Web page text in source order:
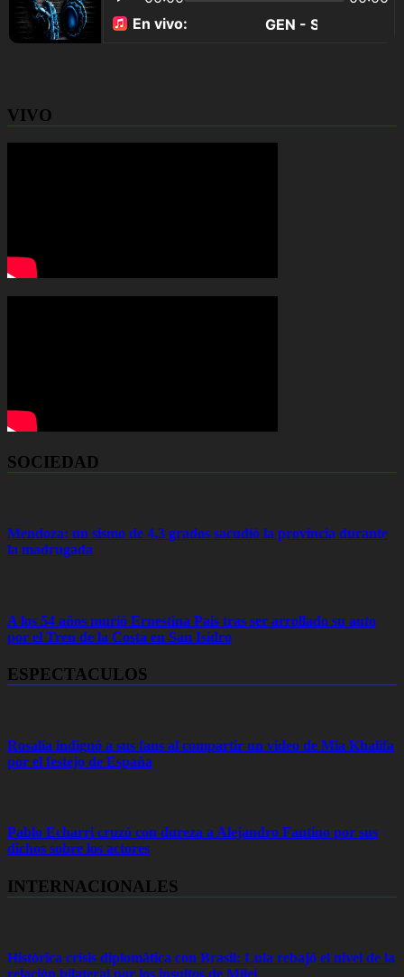
VIVO
SOCIEDAD
Mendoza: un sismo de 4,3 grados sacudió la provincia durante
la madrugada
A los 54 años murió Ernestina Pais tras ser arrollado su auto
por el Tren de la Costa en San Isidro
ESPECTACULOS
Rosalía indignó a sus fans al compartir un video de Mia Khalifa
por el festejo de España
Pablo Echarri cruzó con dureza a Alejandro Fantino por sus
dichos sobre los actores
INTERNACIONALES
Histórica crisis diplomática con Brasil: Lula rebajó el nivel de la
relación bilateral por los insultos de Milei